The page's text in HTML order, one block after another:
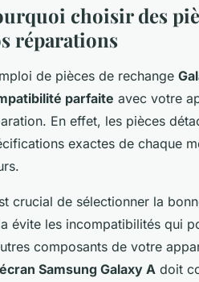
choisir des
réparations
de pièces de rechange
parfaite avec votre
En effet, les pièces
exactes de chaque
crucial de sélectionner la
évite les incompatibilités qui
composants de votre
écran Samsung Galaxy A doit